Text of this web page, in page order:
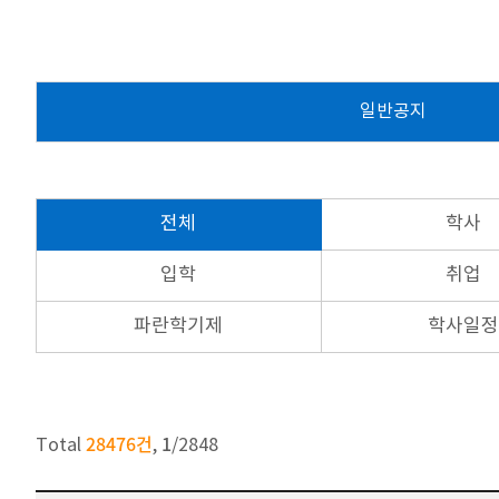
일반공지
전체 학사
입학 취업
파란학기제 학사일정
Total 28476건, 1/2848